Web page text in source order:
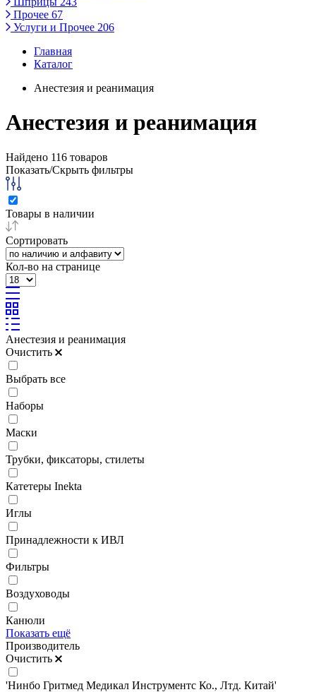
Прочее 67
Услуги и Прочее 206
Главная
Каталог
Анестезия и реанимация
Анестезия и реанимация
Найдено 116 товаров
Показать/Скрыть фильтры
Товары в наличии
Сортировать
Кол-во на странице
Анестезия и реанимация
Очистить
Выбрать все
Наборы
Маски
Трубки, фиксаторы, стилеты
Катетеры Inekta
Иглы
Принадлежности к ИВЛ
Фильтры
Воздуховоды
Канюли
Показать ещё
Производитель
Очистить
'Нинбо Гритмед Медикал Инструментс Ко., Лтд. Китай'